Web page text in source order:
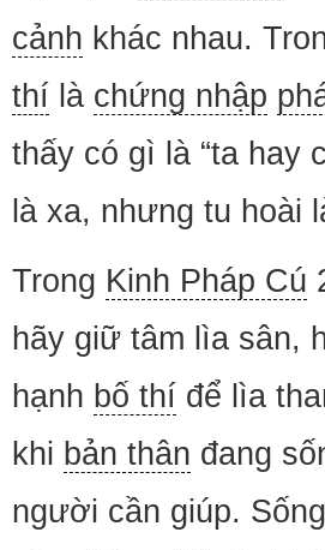
cảnh khác nhau.
thí là chứng nhập
thấy có gì là “ta hay
là xa, nhưng tu hoài
Trong Kinh Pháp Cú
hãy giữ tâm lìa sân,
hạnh bố thí để lìa
khi bản thân đang
người cần giúp.